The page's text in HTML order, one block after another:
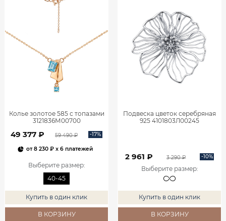
Колье золотое 585 с топазами
3121836М00700
49 377 ₽ 59 490 ₽ -17%
от8 230 ₽ x 6 платежей
Выберите размер:
40-45
Купить в один клик
В КОРЗИНУ
Подвеска цветок серебряная
925 4101803Л00245
2 961 ₽ 3 290 ₽ -10%
Выберите размер:
Купить в один клик
В КОРЗИНУ